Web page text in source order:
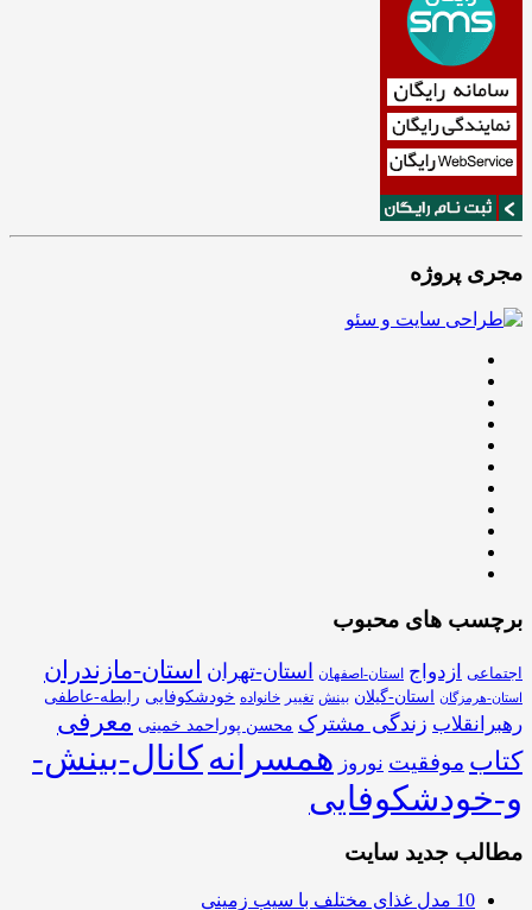
مجری پروژه
برچسب های محبوب
اجتماعی ازدواج استان-اصفهان استان-تهران استان-مازندران
استان-هرمزگان استان-گیلان بینش تغییر خانواده خودشکوفایی رابطه-عاطفی
رهبرانقلاب زندگی مشترک محسن پوراحمد خمینی معرفی
کتاب موفقیت نوروز همسرانهکانال-بینش-
و-خودشکوفایی
مطالب جدید سایت
10 مدل غذای مختلف با سیب زمینی